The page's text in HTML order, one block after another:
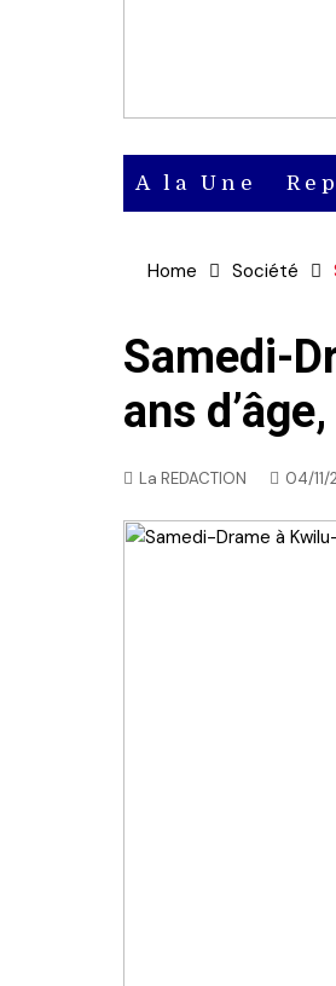
A la Une
vidéo
Actu en
Home Société
Samedi-
ans
La REDACTION 04/11/